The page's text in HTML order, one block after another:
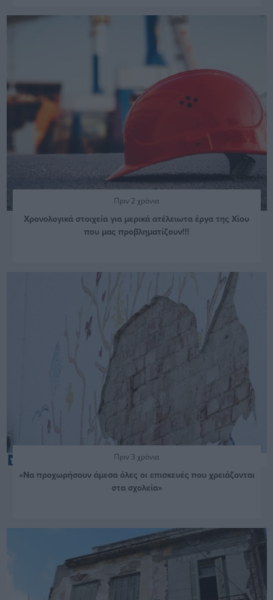
Πριν 2 χρόνια
Χρονολογικά στοιχεία για μερικά ατέλειωτα έργα της Χίου
που μας προβληματίζουν!!!
Πριν 3 χρόνια
«Να προχωρήσουν άμεσα όλες οι επισκευές που χρειάζονται
στα σχολεία»